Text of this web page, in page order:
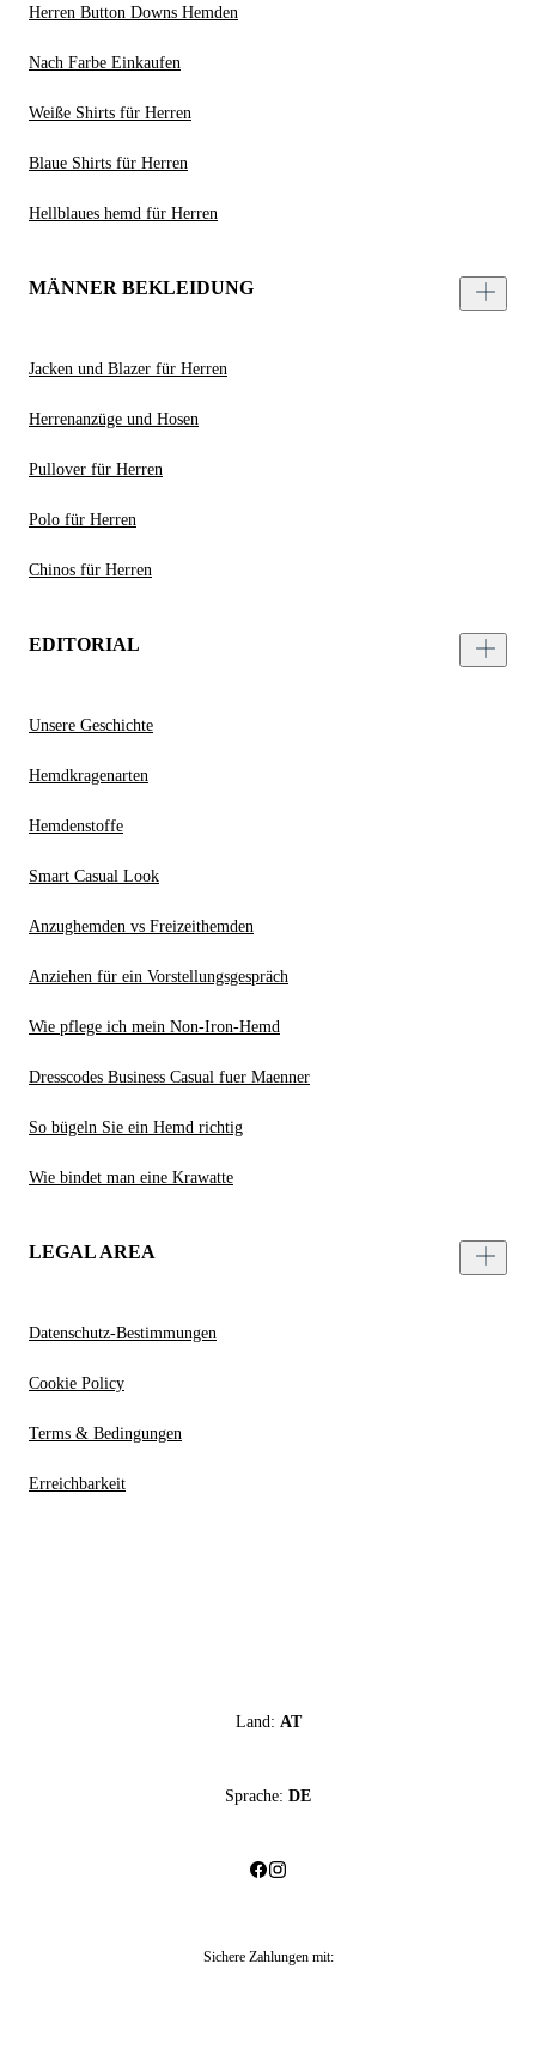
Herren Button Downs Hemden
Nach Farbe Einkaufen
Weiße Shirts für Herren
Blaue Shirts für Herren
Hellblaues hemd für Herren
MÄNNER BEKLEIDUNG
Jacken und Blazer für Herren
Herrenanzüge und Hosen
Pullover für Herren
Polo für Herren
Chinos für Herren
EDITORIAL
Unsere Geschichte
Hemdkragenarten
Hemdenstoffe
Smart Casual Look
Anzughemden vs Freizeithemden
Anziehen für ein Vorstellungsgespräch
Wie pflege ich mein Non-Iron-Hemd
Dresscodes Business Casual fuer Maenner
So bügeln Sie ein Hemd richtig
Wie bindet man eine Krawatte
LEGAL AREA
Datenschutz-Bestimmungen
Cookie Policy
Terms & Bedingungen
Erreichbarkeit
Land: AT
Sprache: DE
Sichere Zahlungen mit: